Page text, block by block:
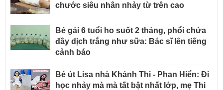
chước siêu nhân nhảy từ trên cao
Bé gái 6 tuổi ho suốt 2 tháng, phổi chứa
đầy dịch trắng như sữa: Bác sĩ lên tiếng
cảnh báo
Bé út Lisa nhà Khánh Thi - Phan Hiển: Đi
học nhảy mà mà tất bật nhất lớp, mẹ Thi